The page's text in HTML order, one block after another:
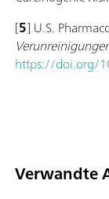
[5] U.S.
https://doi.org/
Verwandte